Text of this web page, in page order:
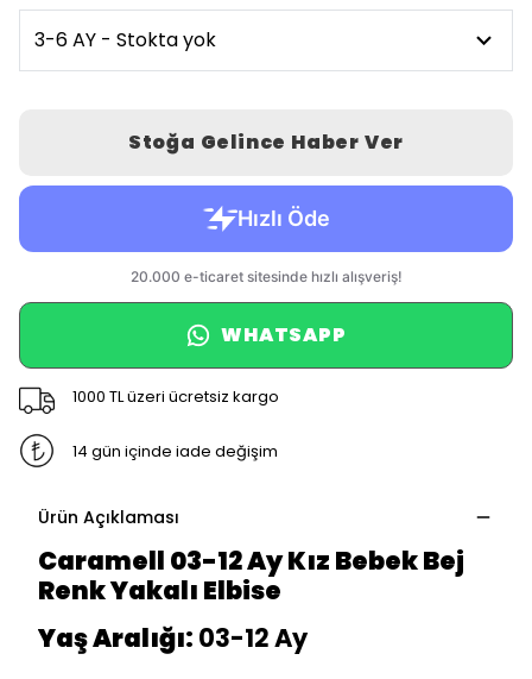
Stoğa Gelince Haber Ver
WHATSAPP
1000 TL üzeri ücretsiz kargo
14 gün içinde iade değişim
Ürün Açıklaması
Caramell 03-12 Ay Kız Bebek Bej
Renk Yakalı Elbise
Yaş Aralığı: 03-12 Ay